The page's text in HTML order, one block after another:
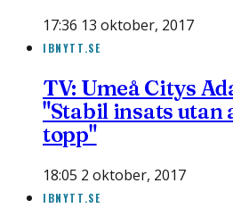
17:36 13 oktober, 2017
IBNYTT.SE
TV: Umeå Citys
"Stabil insats utan
topp"
18:05 2 oktober, 2017
IBNYTT.SE